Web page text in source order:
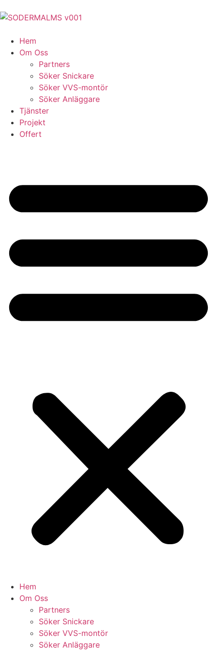
Hem
Om Oss
Partners
Söker Snickare
Söker VVS-montör
Söker Anläggare
Tjänster
Projekt
Offert
Hem
Om Oss
Partners
Söker Snickare
Söker VVS-montör
Söker Anläggare